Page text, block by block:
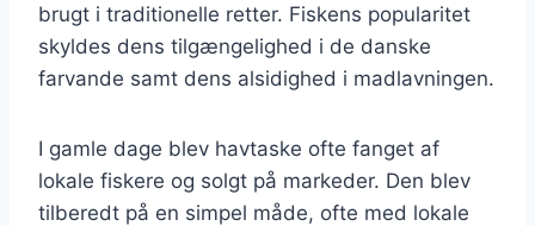
brugt i traditionelle retter. Fiskens popularitet
skyldes dens tilgængelighed i de danske
farvande samt dens alsidighed i madlavningen.
I gamle dage blev havtaske ofte fanget af
lokale fiskere og solgt på markeder. Den blev
tilberedt på en simpel måde, ofte med lokale